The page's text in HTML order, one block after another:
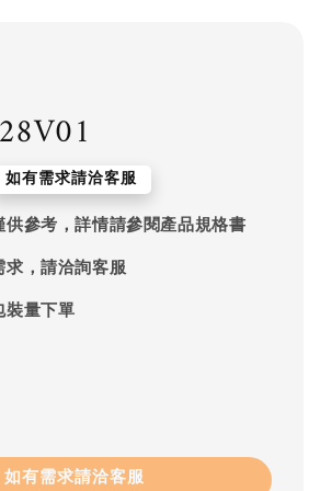
如有需求請洽客服
參考，詳情請參閱產品規格書
，請洽詢客服
量下單
如有需求請洽客服